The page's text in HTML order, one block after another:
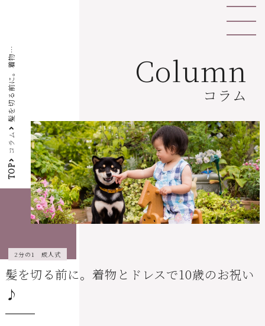
Column
コラム
TOP
コラム
髪
を
切
る
前
に
。
着
物
と
ド
レ
ス
で
1
0
歳
の
お
祝
い
♪
2分の1 成人式
髪を切る前に。着物とドレスで10歳のお祝い
♪